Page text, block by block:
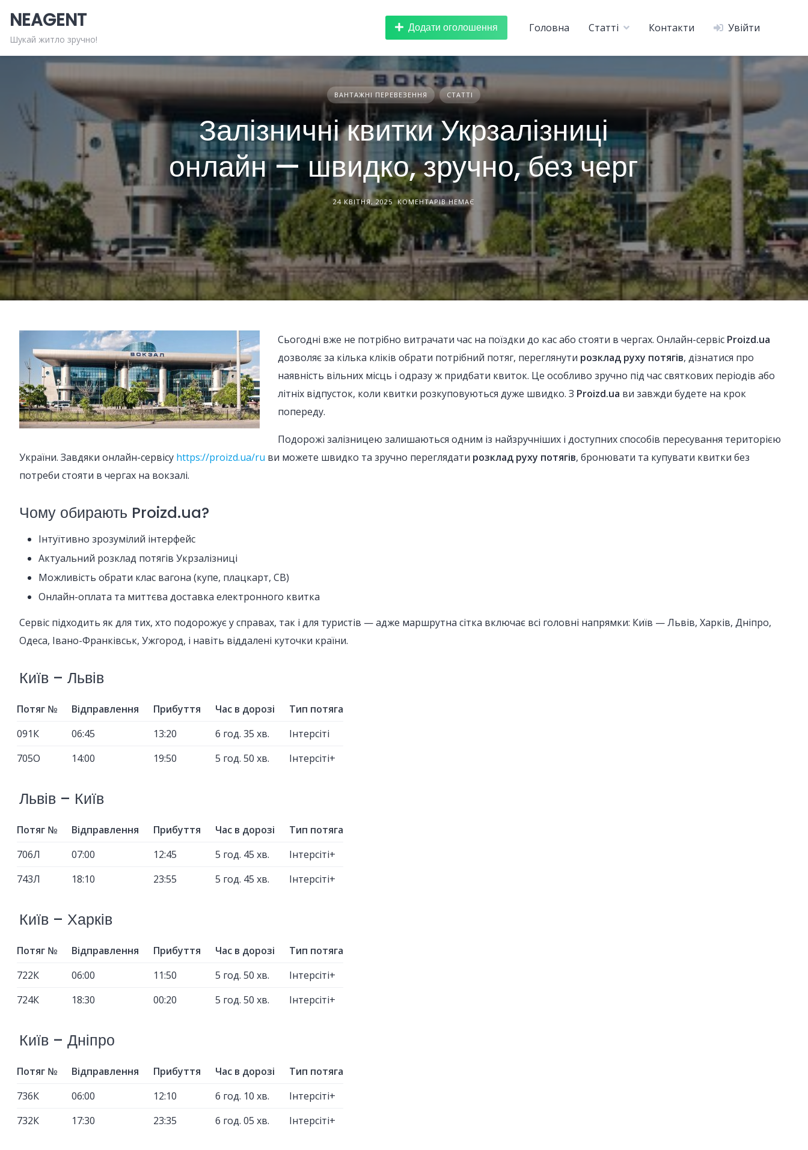
content
NEAGENT
Шукай житло зручно!
Головна Статті Контакти Увійти
Додати оголошення
ВАНТАЖНІ ПЕРЕВЕЗЕННЯ СТАТТІ
Залізничні квитки Укрзалізниці
онлайн — швидко, зручно, без черг
24 КВІТНЯ, 2025 КОМЕНТАРІВ НЕМАЄ
Сьогодні вже не потрібно витрачати час на поїздки до кас або стояти в чергах. Онлайн-сервіс Proizd.ua
дозволяє за кілька кліків обрати потрібний потяг, переглянути розклад руху потягів, дізнатися про
наявність вільних місць і одразу ж придбати квиток. Це особливо зручно під час святкових періодів або
літніх відпусток, коли квитки розкуповуються дуже швидко. З Proizd.ua ви завжди будете на крок
попереду.
Подорожі залізницею залишаються одним із найзручніших і доступних способів пересування територією
України. Завдяки онлайн-сервісу https://proizd.ua/ru ви можете швидко та зручно переглядати розклад руху потягів, бронювати та купувати квитки без
потреби стояти в чергах на вокзалі.
Чому обирають Proizd.ua?
Інтуїтивно зрозумілий інтерфейс
Актуальний розклад потягів Укрзалізниці
Можливість обрати клас вагона (купе, плацкарт, СВ)
Онлайн-оплата та миттєва доставка електронного квитка
Сервіс підходить як для тих, хто подорожує у справах, так і для туристів — адже маршрутна сітка включає всі головні напрямки: Київ — Львів, Харків, Дніпро,
Одеса, Івано-Франківськ, Ужгород, і навіть віддалені куточки країни.
Київ – Львів
Потяг № Відправлення Прибуття Час в дорозі
Тип потяга
091К
06:45 13:20 6 год. 35 хв.
Інтерсіті
705О
14:00 19:50 5 год. 50 хв. Інтерсіті+
Львів – Київ
Потяг № Відправлення Прибуття Час в дорозі
Тип потяга
706Л
07:00 12:45 5 год. 45 хв.
Інтерсіті+
743Л
18:10 23:55 5 год. 45 хв. Інтерсіті+
Київ – Харків
Потяг № Відправлення Прибуття Час в дорозі
Тип потяга
722К
06:00 11:50 5 год. 50 хв.
Інтерсіті+
724К
18:30 00:20 5 год. 50 хв. Інтерсіті+
Київ – Дніпро
Потяг № Відправлення Прибуття Час в дорозі
Тип потяга
736К
06:00 12:10 6 год. 10 хв.
Інтерсіті+
732К
17:30 23:35 6 год. 05 хв. Інтерсіті+